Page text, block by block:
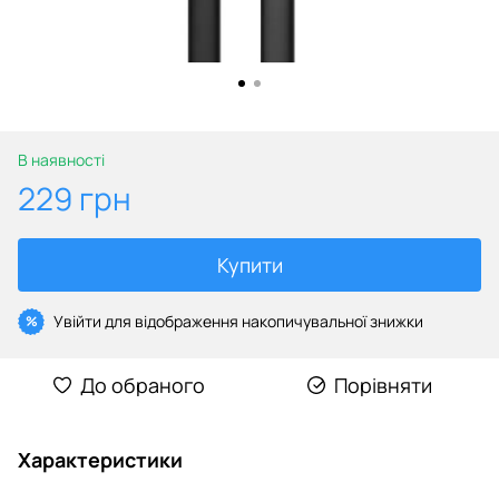
В наявності
229 грн
Купити
% Увійти для відображення накопичувальної знижки
До обраного Порівняти
Характеристики